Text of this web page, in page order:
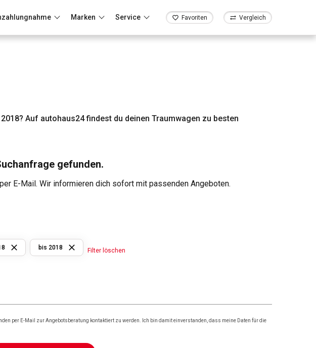
Marken Service Favoriten Vergleich
Auf autohaus24 findest du deinen Traumwagen zu besten
gefunden.
E-Mail. Wir informieren dich sofort mit passenden Angeboten.
bis 2018 Filter löschen
per E-Mail zur Angebotsberatung kontaktiert zu werden. Ich bin damit einverstanden, dass meine Daten für die